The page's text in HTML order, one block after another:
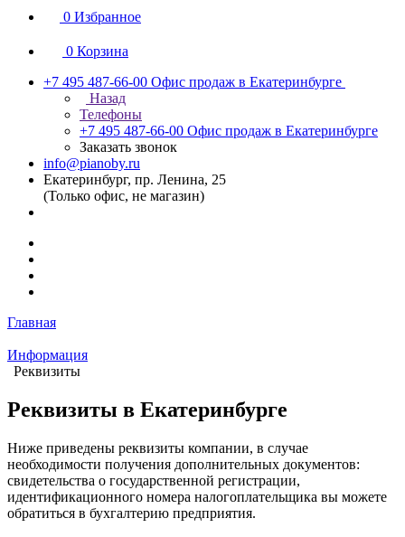
0 Избранное
0 Корзина
+7 495 487-66-00 Офис продаж в Екатеринбурге
Назад
Телефоны
+7 495 487-66-00 Офис продаж в Екатеринбурге
Заказать звонок
info@pianoby.ru
Екатеринбург, пр. Ленина, 25
(Только офис, не магазин)
Главная
Информация
Реквизиты
Реквизиты в Екатеринбурге
Ниже приведены реквизиты компании, в случае
необходимости получения дополнительных документов:
свидетельства о государственной регистрации,
идентификационного номера налогоплательщика вы можете
обратиться в бухгалтерию предприятия.